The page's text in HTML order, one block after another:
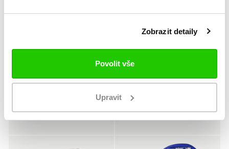
Zobrazit detaily
Povolit vše
Upravit
Lapačka SV-PRO Sr
Lapačka SV-PRO Sr